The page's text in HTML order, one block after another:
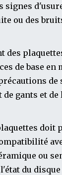
signes
ou des
des
de base en
de
gants et de
doit
ou
du